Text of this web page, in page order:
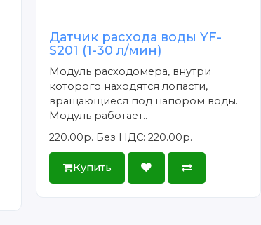
Датчик расхода воды YF-
S201 (1-30 л/мин)
Модуль расходомера, внутри
которого находятся лопасти,
вращающиеся под напором воды.
Модуль работает..
220.00р. Без НДС: 220.00р.
Купить